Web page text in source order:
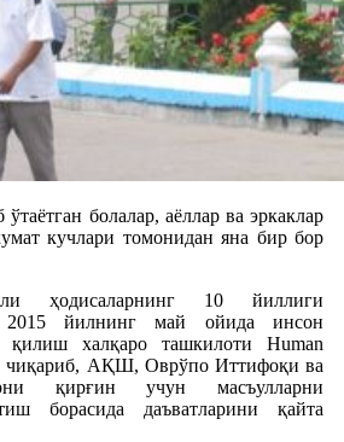
болалар, аёллар ва эркаклар
кучлари томонидан яна бир бор
ҳодисаларнинг 10 йиллиги
2015 йилнинг май ойида инсон
қилиш халқаро ташкилоти Human
чиқариб, АҚШ, Оврўпо Иттифоқи ва
қирғин учун масъулларни
борасида даъватларини қайта